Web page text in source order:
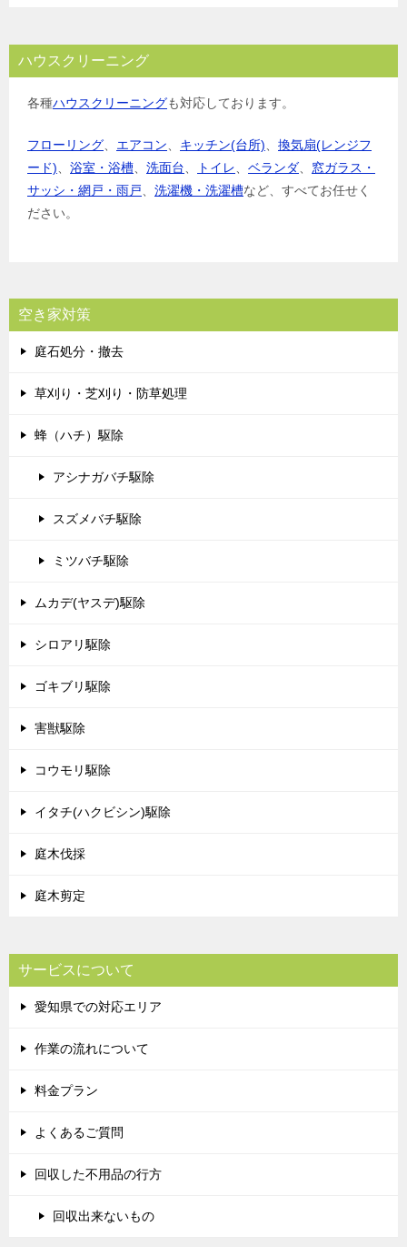
ハウスクリーニング
各種ハウスクリーニングも対応しております。
フローリング エアコン キッチン(台所)
換気扇(レンジフ
ード)
浴室・浴槽 洗面台 トイレ ベランダ
窓ガラス・
サッシ・網戸・雨戸
洗濯機・洗濯槽など、すべてお任せく
ださい。
空き家対策
庭石処分・撤去
草刈り・芝刈り・防草処理
蜂（ハチ）駆除
アシナガバチ駆除
スズメバチ駆除
ミツバチ駆除
ムカデ(ヤスデ)駆除
シロアリ駆除
ゴキブリ駆除
害獣駆除
コウモリ駆除
イタチ(ハクビシン)駆除
庭木伐採
庭木剪定
サービスについて
愛知県での対応エリア
作業の流れについて
料金プラン
よくあるご質問
回収した不用品の行方
回収出来ないもの